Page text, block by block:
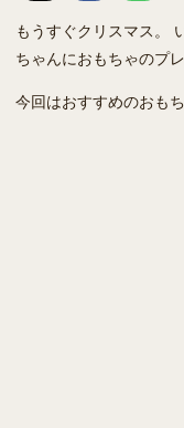
もうすぐクリスマス。
ちゃんにおもちゃのプ
今回はおすすめのおも